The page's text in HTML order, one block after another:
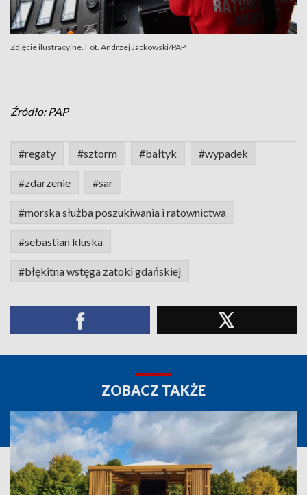
Zdjęcie ilustracyjne. Fot. Andrzej Jackowski/PAP
Źródło: PAP
#regaty #sztorm #bałtyk #wypadek
#zdarzenie #sar
#morska służba poszukiwania i ratownictwa
#sebastian kluska
#błękitna wstęga zatoki gdańskiej
ZOBACZ TAKŻE